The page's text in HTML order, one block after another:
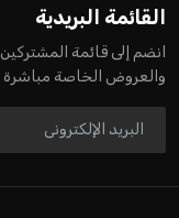
القائمة البريدية
انضم إلى قائمة
والعروض الخاصة